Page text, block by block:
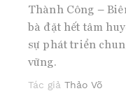
Thành Công –
bà đặt hết tâm
sự phát triển
vững.
Tác giả Thảo Võ